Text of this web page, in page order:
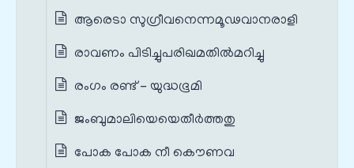
ആരെടാ സുഗ്രീവനെന്നമൂഢവാനരാളി
രാവണം പിടിച്ചുപരിഖമതില്‍മറിച്ചു
രംഗം രണ്ട് - യുദ്ധഭൂമി
ജംബുമാലിയെയെതീര്‍ത്തതു
പോക പോക നീ കൌണവ